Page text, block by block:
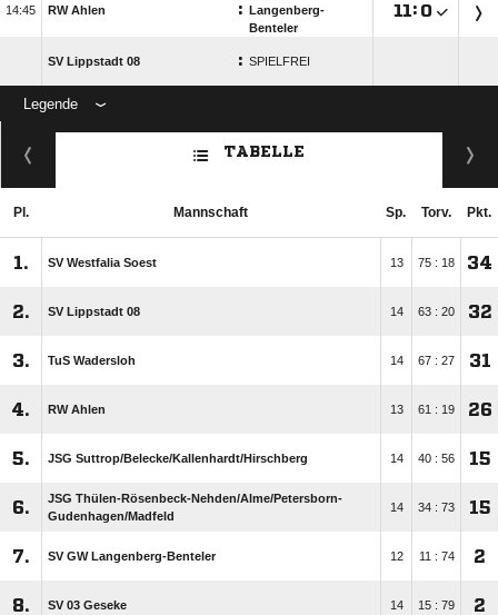
 RW Ahlen : Langenberg-
Benteler
 : 
SV Lippstadt 08 : SPIELFREI
Legende
ANZEIGE
TABELLE
Pl. Mannschaft Sp. Torv. Pkt.
1. SV Westfalia Soest 13 75 : 18 34
2. SV Lippstadt 08 14 63 : 20 32
3. TuS Wadersloh 14 67 : 27 31
4. RW Ahlen 13 61 : 19 26
5. JSG Suttrop/​Belecke/​Kallenhardt/​Hirschberg 14 40 : 56 15
6.
JSG Thülen-Rösenbeck-Nehden/​Alme/​Petersborn-
Gudenhagen/​Madfeld
14 34 : 73 15
7. SV GW Langenberg-Benteler 12 11 : 74 2
8. SV 03 Geseke 14 15 : 79 2